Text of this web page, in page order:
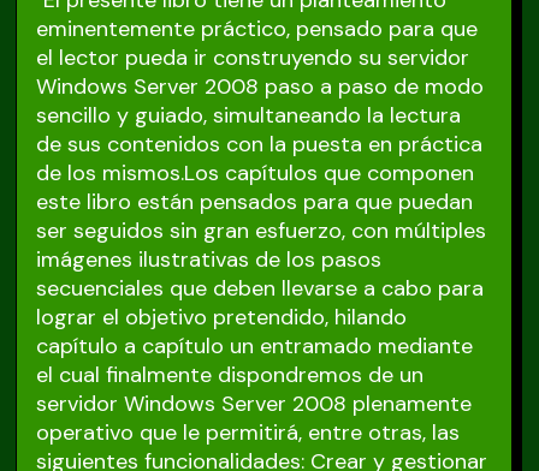
eminentemente práctico, pensado para que
el lector pueda ir construyendo su servidor
Windows Server 2008 paso a paso de modo
sencillo y guiado, simultaneando la lectura
de sus contenidos con la puesta en práctica
de los mismos.Los capítulos que componen
este libro están pensados para que puedan
ser seguidos sin gran esfuerzo, con múltiples
imágenes ilustrativas de los pasos
secuenciales que deben llevarse a cabo para
lograr el objetivo pretendido, hilando
capítulo a capítulo un entramado mediante
el cual finalmente dispondremos de un
servidor Windows Server 2008 plenamente
operativo que le permitirá, entre otras, las
siguientes funcionalidades: Crear y gestionar